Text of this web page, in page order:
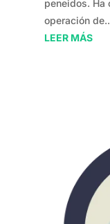
peneidos. Ha
operación
LEER MÁS